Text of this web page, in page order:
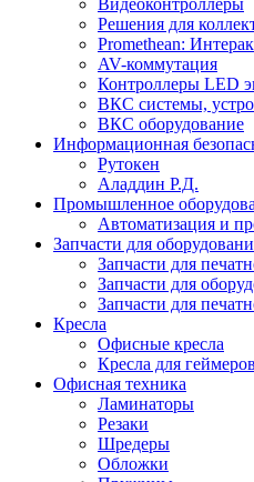
Видеоконтроллеры
Решения для
Promethean:
AV-коммутация
Контроллеры LED
ВКС системы,
ВКС оборудование
Информационная
Рутокен
Аладдин Р.Д.
Промышленное
Автоматизация и
Запчасти для
Запчасти для
Запчасти для
Запчасти для
Кресла
Офисные кресла
Кресла для геймеров
Офисная техника
Ламинаторы
Резаки
Шредеры
Обложки